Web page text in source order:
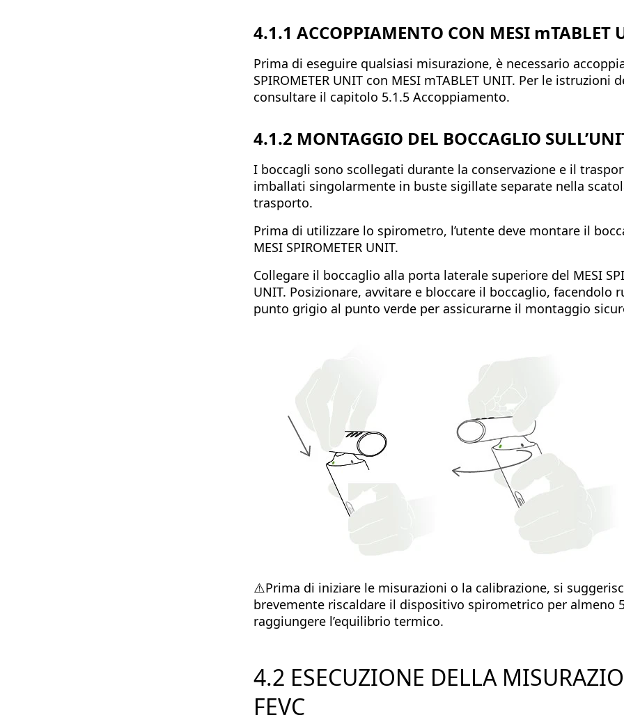
4.1.1 ACCOPPIAMENTO CON MESI mTABLET
Prima di eseguire qualsiasi misurazione, è necessario
SPIROMETER UNIT con MESI mTABLET UNIT. Per le istruzioni
consultare il capitolo 5.1.5 Accoppiamento.
4.1.2 MONTAGGIO DEL BOCCAGLIO
I boccagli sono scollegati durante la conservazione e il
imballati singolarmente in buste sigillate separate nella
trasporto.
Prima di utilizzare lo spirometro, l’utente deve montare il
MESI SPIROMETER UNIT.
Collegare il boccaglio alla porta laterale superiore del MESI
UNIT. Posizionare, avvitare e bloccare il boccaglio, facendolo
punto grigio al punto verde per assicurarne il montaggio
⚠️Prima di iniziare le misurazioni o la calibrazione, si
brevemente riscaldare il dispositivo spirometrico per almeno
raggiungere l’equilibrio termico.
4.2 ESECUZIONE DELLA
FEVC